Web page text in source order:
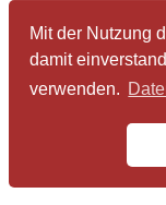
Mit der Nutzung
damit
verwenden.
© 2026 HDF -
Sozialdemokraten e.